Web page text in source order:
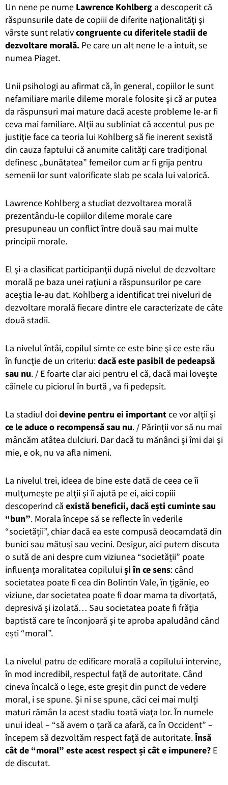
Un nene pe nume Lawrence Kohlberg a descoperit că
răspunsurile date de copiii de diferite naţionalităţi şi
vârste sunt relativcongruente cu diferitele stadii de
dezvoltare morală. Pe care un alt nene le-a intuit, se
numea Piaget.
Unii psihologi au afirmat că, în general, copiilor le sunt
nefamiliare marile dileme morale folosite şi că ar putea
da răspunsuri mai mature dacă aceste probleme le-ar fi
ceva mai familiare. Alţii au subliniat că accentul pus pe
justiţie face ca teoria lui Kohlberg să fie inerent sexistă
din cauza faptului că anumite calităţi care tradiţional
definesc „bunătatea” femeilor cum ar fi grija pentru
semenii lor sunt valorificate slab pe scala lui valorică.
Lawrence Kohlberg a studiat dezvoltarea morală
prezentându-le copiilor dileme morale care
presupuneau un conflict între două sau mai multe
principii morale.
El şi-a clasificat participanţii după nivelul de dezvoltare
morală pe baza unei raţiuni a răspunsurilor pe care
aceştia le-au dat. Kohlberg a identificat trei niveluri de
dezvoltare morală fiecare dintre ele caracterizate de câte
două stadii.
La nivelul întâi, copilul simte ce este bine şi ce este rău
în funcţie de un criteriu:dacă este pasibil de pedeapsă
sau nu. / E foarte clar aici pentru el că, dacă mai loveşte
câinele cu piciorul în burtă , va fi pedepsit.
La stadiul doidevine pentru ei importantce vor alţii şi
ce le aduce o recompensă sau nu. / Părinții vor să nu mai
mâncăm atâtea dulciuri. Dar dacă tu mănânci și îmi dai și
mie, e ok, nu va afla nimeni.
La nivelul trei, ideea de bine este dată de ceea ce îi
mulţumeşte pe alţii şi îi ajută pe ei, aici copiii
descoperind că există beneficii, dacă ești cuminte sau
“bun”. Morala începe să se reflecte în vederile
“societății”, chiar dacă ea este compusă deocamdată din
bunici sau mătuși sau vecini. Desigur, aici putem discuta
o sută de ani despre cum viziunea “societății” poate
influența moralitatea copiluluiși în ce sens: când
societatea poate fi cea din Bolintin Vale, în țigănie, eo
viziune, dar societatea poate fi doar mama ta divorțată,
depresivă și izolată… Sau societatea poate fi frăția
baptistă care te înconjoară și te aproba apaludând când
ești “moral”.
La nivelul patru de edificare morală a copilului intervine,
în mod incredibil, respectul faţă de autoritate. Când
cineva încalcă o lege, este greșit din punct de vedere
moral, i se spune. Și ni se spune, căci cei mai mulți
maturi rămân la acest stadiu toată viața lor. În numele
unui ideal – “să avem o țară ca afară, ca în Occident” –
începem să dezvoltăm respect față de autoritate.Însă
cât de “moral” este acest respect și cât e impunere? E
de discutat.